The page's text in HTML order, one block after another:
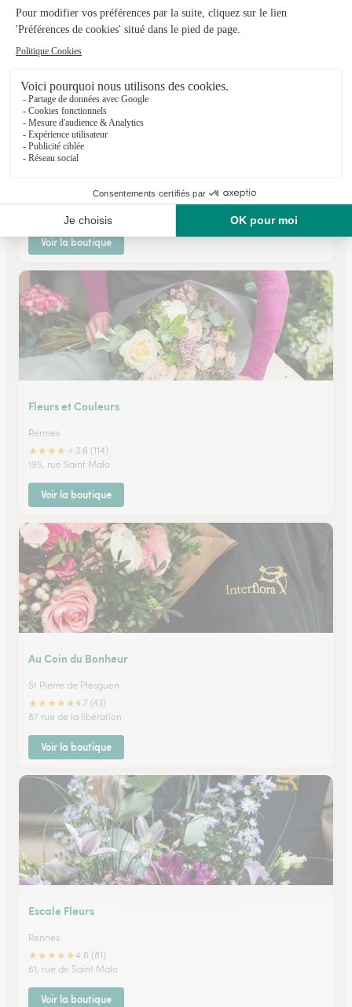
Rose Pivoine
4.7 (75)
Voir la boutique
Fleurs et Couleurs
Rennes
★★★★
3.6 (114)
195, rue Saint Malo
Voir la boutique
Au Coin du Bonheur
St Pierre de Plesguen
★★★★★4.7 (43)
87 rue de la libération
Voir la boutique
Escale Fleurs
Rennes
★★★★★4.6 (81)
61, rue de Saint Malo
Voir la boutique